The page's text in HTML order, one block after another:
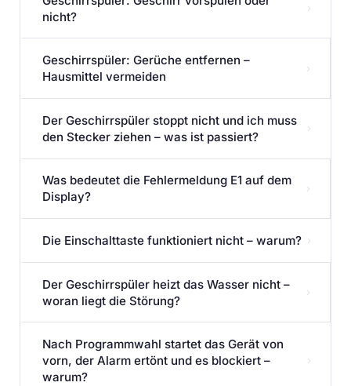
nicht?
›
Geschirrspüler: Gerüche entfernen –
Hausmittel vermeiden
›
Der Geschirrspüler stoppt nicht und ich muss
den Stecker ziehen – was ist passiert?
›
Was bedeutet die Fehlermeldung E1 auf dem
Display?
›
Die Einschalttaste funktioniert nicht – warum? ›
Der Geschirrspüler heizt das Wasser nicht –
woran liegt die Störung?
›
Nach Programmwahl startet das Gerät von
vorn, der Alarm ertönt und es blockiert –
warum?
›